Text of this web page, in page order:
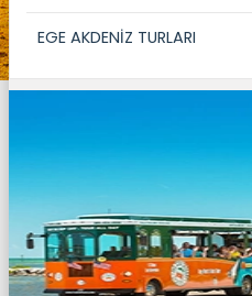
EGE AKDENİZ TURLARI